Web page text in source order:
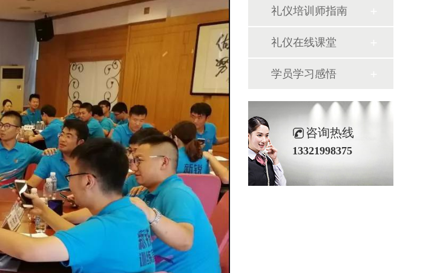
礼仪培训师指南
礼仪在线课堂
学员学习感悟
咨询热线
13321998375